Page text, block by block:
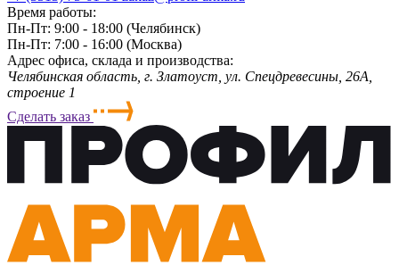
Время работы:
Пн-Пт: 9:00 - 18:00 (Челябинск)
Пн-Пт: 7:00 - 16:00 (Москва)
Адрес офиса, склада и производства:
Челябинская область, г. Злaтoycт, ул. Спецдревесины, 26А,
строение 1
Сделать заказ